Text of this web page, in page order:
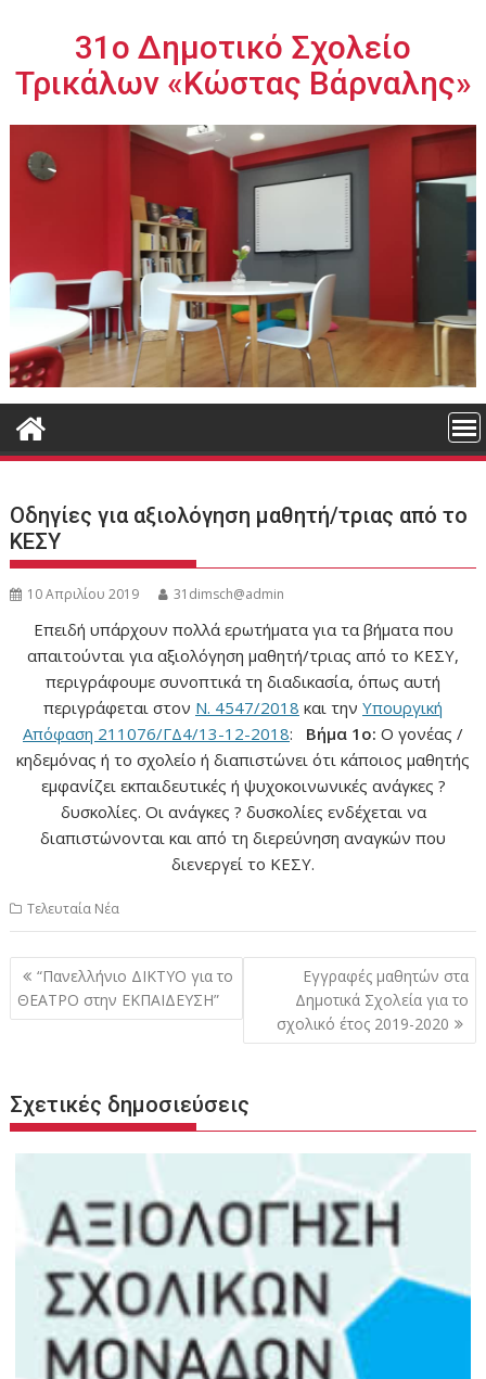
περιεχόμενο31ο Δημοτικό Σχολείο
Τρικάλων «Κώστας Βάρναλης»
Οδηγίες για αξιολόγηση μαθητή/τριας από το
ΚΕΣΥ
10 Απριλίου 2019 31dimsch@admin
Επειδή υπάρχουν πολλά ερωτήματα για τα βήματα που
απαιτούνται για αξιολόγηση μαθητή/τριας από το ΚΕΣΥ,
περιγράφουμε συνοπτικά τη διαδικασία, όπως αυτή
περιγράφεται στον Ν. 4547/2018 και την Υπουργική
Απόφαση 211076/ΓΔ4/13-12-2018: Βήμα 1ο: Ο γονέας /
κηδεμόνας ή το σχολείο ή διαπιστώνει ότι κάποιος μαθητής
εμφανίζει εκπαιδευτικές ή ψυχοκοινωνικές ανάγκες ?
δυσκολίες. Οι ανάγκες ? δυσκολίες ενδέχεται να
διαπιστώνονται και από τη διερεύνηση αναγκών που
διενεργεί το ΚΕΣΥ.
Τελευταία Νέα
Πλοήγηση
άρθρων
“Πανελλήνιο ΔΙΚΤΥΟ για το
ΘΕΑΤΡΟ στην ΕΚΠΑΙΔΕΥΣΗ”
Εγγραφές μαθητών στα
Δημοτικά Σχολεία για το
σχολικό έτος 2019-2020
Σχετικές δημοσιεύσεις